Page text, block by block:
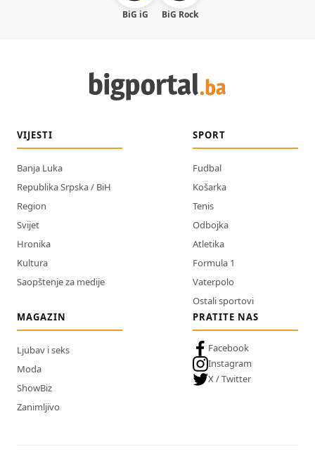
BiG iG BiG Rock
VIJESTI
Banja Luka
Republika Srpska / BiH
Region
Svijet
Hronika
Kultura
Saopštenje za medije
SPORT
Fudbal
Košarka
Tenis
Odbojka
Atletika
Formula 1
Vaterpolo
Ostali sportovi
MAGAZIN
Ljubav i seks
Moda
ShowBiz
Zanimljivo
PRATITE NAS
Facebook
Instagram
X / Twitter